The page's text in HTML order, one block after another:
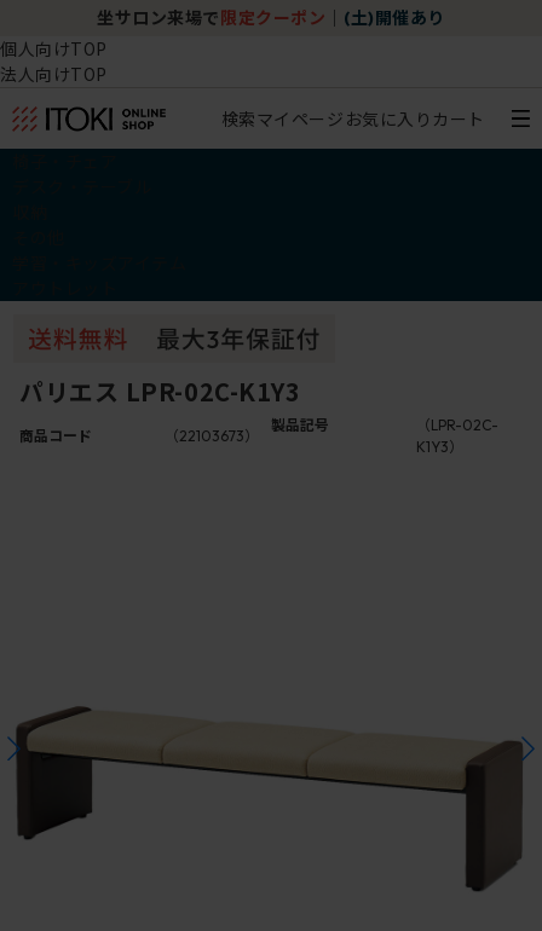
坐サロン来場で 限定クーポン (土)開催あり
個人向けTOP
法人向けTOP
検索マイページ お気に入り カート
パリエス LPR-02C-K1Y3
商品コード （22103673）
製品記号
（LPR-02C-
K1Y3）